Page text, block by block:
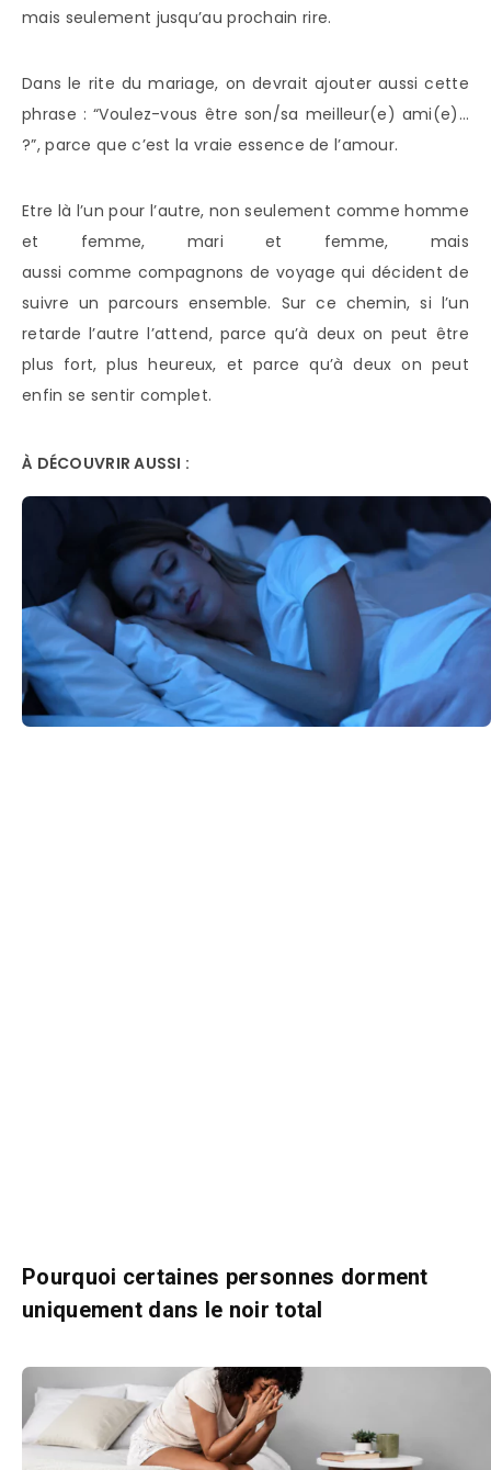
mais seulement jusqu’au prochain rire.
Dans le rite du mariage, on devrait ajouter aussi cette
phrase : “Voulez-vous être son/sa meilleur(e) ami(e)…
?”, parce que c’est la vraie essence de l’amour.
Etre là l’un pour l’autre, non seulement comme homme
et femme, mari et femme, mais
aussi comme compagnons de voyage qui décident de
suivre un parcours ensemble. Sur ce chemin, si l’un
retarde l’autre l’attend, parce qu’à deux on peut être
plus fort, plus heureux, et parce qu’à deux on peut
enfin se sentir complet.
À DÉCOUVRIR AUSSI :
Pourquoi certaines personnes dorment
uniquement dans le noir total